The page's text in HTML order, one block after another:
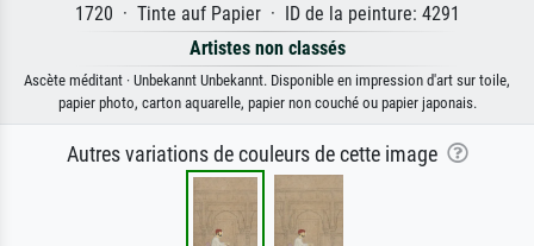
1720 · Tinte auf Papier · ID de la peinture: 4291
Artistes non classés
Ascète méditant · Unbekannt Unbekannt. Disponible en impression d'art sur toile,
papier photo, carton aquarelle, papier non couché ou papier japonais.
Autres variations de couleurs de cette image